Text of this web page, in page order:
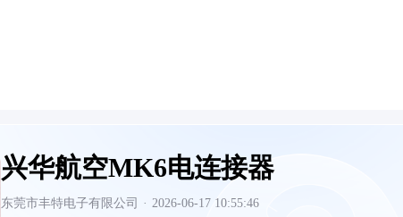
兴华航空MK6电连接器
东莞市丰特电子有限公司 · 2026-06-17 10:55:46